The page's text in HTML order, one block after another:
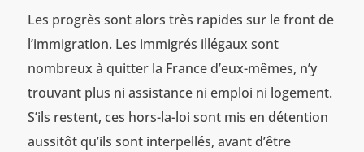
Les progrès sont alors très rapides sur le front de
l’immigration. Les immigrés illégaux sont
nombreux à quitter la France d’eux-mêmes, n’y
trouvant plus ni assistance ni emploi ni logement.
S’ils restent, ces hors-la-loi sont mis en détention
aussitôt qu’ils sont interpellés, avant d’être